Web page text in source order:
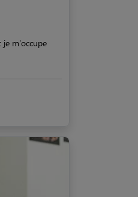
je m'occupe